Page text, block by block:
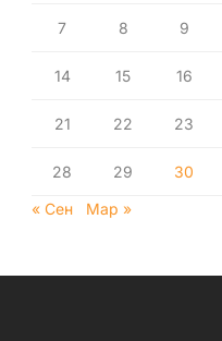
7 8 9
14 15 16
21 22 23
28 29 30
« Сен
Мар »